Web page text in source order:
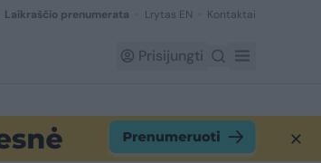
Laikraščio prenumerata Lrytas EN Kontaktai
Prisijungti